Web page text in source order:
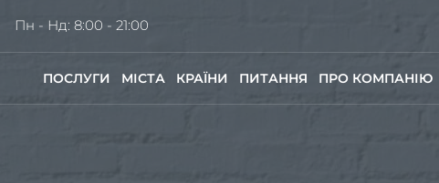
ПОСЛУГИ МІСТА КРАЇНИ ПИТАННЯ ПРО КОМПАНІЮ
Пн - Нд: 8:00 - 21:00